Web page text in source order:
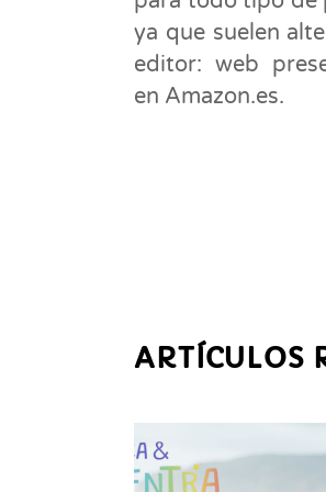
ya que suelen
editor: web
en Amazon.es.
ARTÍCULOS